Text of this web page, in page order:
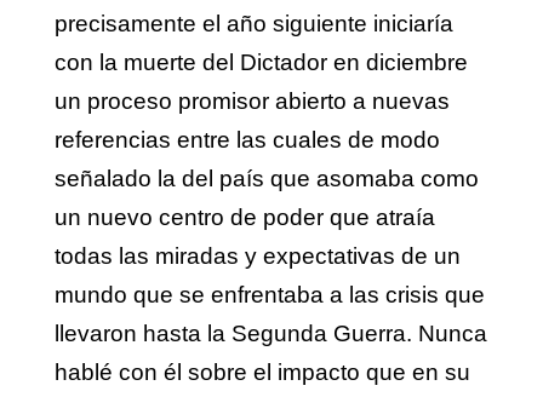
precisamente el año siguiente iniciaría
con la muerte del Dictador en diciembre
un proceso promisor abierto a nuevas
referencias entre las cuales de modo
señalado la del país que asomaba como
un nuevo centro de poder que atraía
todas las miradas y expectativas de un
mundo que se enfrentaba a las crisis que
llevaron hasta la Segunda Guerra. Nunca
hablé con él sobre el impacto que en su